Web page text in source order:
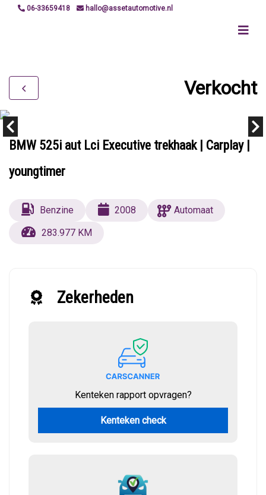
06-33659418 hallo@assetautomotive.nl
Verkocht
BMW 525i aut Lci Executive trekhaak | Carplay |
youngtimer
Benzine 2008
Automaat
283.977 KM
Zekerheden
Kenteken rapport opvragen?
Kenteken check